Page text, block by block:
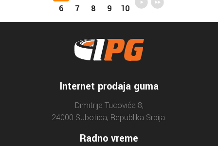
6
7 8 9 10
Internet prodaja guma
Dimitrija Tucovića 8,
24000 Subotica, Republika Srbija.
Radno vreme